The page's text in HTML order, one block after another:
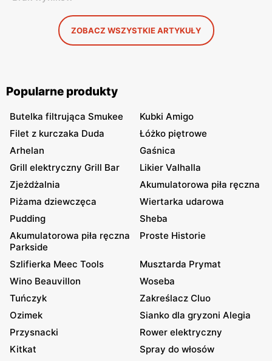
ZOBACZ WSZYSTKIE ARTYKUŁY
Popularne produkty
Butelka filtrująca Smukee
Kubki Amigo
Filet z kurczaka Duda
Łóżko piętrowe
Arhelan
Gaśnica
Grill elektryczny Grill Bar
Likier Valhalla
Zjeżdżalnia
Akumulatorowa piła ręczna
Piżama dziewczęca
Wiertarka udarowa
Pudding
Sheba
Akumulatorowa piła ręczna
Parkside
Proste Historie
Szlifierka Meec Tools
Musztarda Prymat
Wino Beauvillon
Woseba
Tuńczyk
Zakreślacz Cluo
Ozimek
Sianko dla gryzoni Alegia
Przysnacki
Rower elektryczny
Kitkat
Spray do włosów